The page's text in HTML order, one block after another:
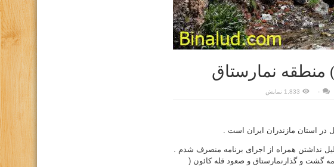
نمارستاق
۰ 1,833 نمایش
در استان مازندران ایران است .
نداشتن همراه از اجرای برنامه منصرف شدم .
گشت و گذارنمارستاق و صعود قله کائون (